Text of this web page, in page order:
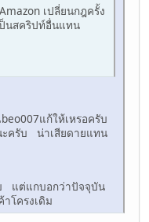
เปลี่ยนกฎครั้ง
นสคริปท์อื่นแทน
แก้ให้เหรอครับ
ะครับ น่าเสียดายแทน
แต่แกบอกว่าปัจจุบัน
โครงเดิม